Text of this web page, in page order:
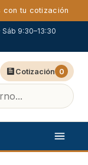
con tu cotización
Sáb 9:30–13:30
Cotización 0